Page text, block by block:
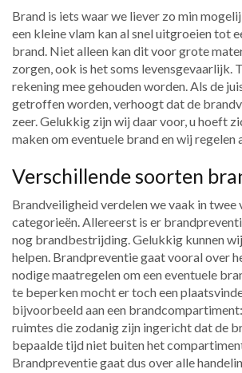
Brand is iets waar we liever zo min
een kleine vlam kan al snel uitgroeien tot
brand. Niet alleen kan dit voor grote
zorgen, ook is het soms levensgevaarlijk.
rekening mee gehouden worden. Als de
getroffen worden, verhoogt dat de
zeer. Gelukkig zijn wij daar voor, u hoeft
maken om eventuele brand en wij regelen
Verschillende soorten
Brandveiligheid verdelen we vaak in twee
categorieën. Allereerst is er
nog brandbestrijding. Gelukkig kunnen
helpen. Brandpreventie gaat vooral over
nodige maatregelen om een eventuele
te beperken mocht er toch een
bijvoorbeeld aan een
ruimtes die zodanig zijn ingericht dat de
bepaalde tijd niet buiten het
Brandpreventie gaat dus over alle